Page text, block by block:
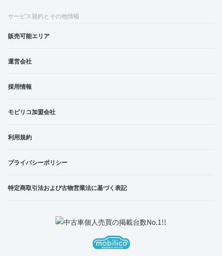
サービス規約とその他情報
販売可能エリア
運営会社
採用情報
モビリコ加盟会社
利用規約
プライバシーポリシー
特定商取引法および古物営業法に基づく表記